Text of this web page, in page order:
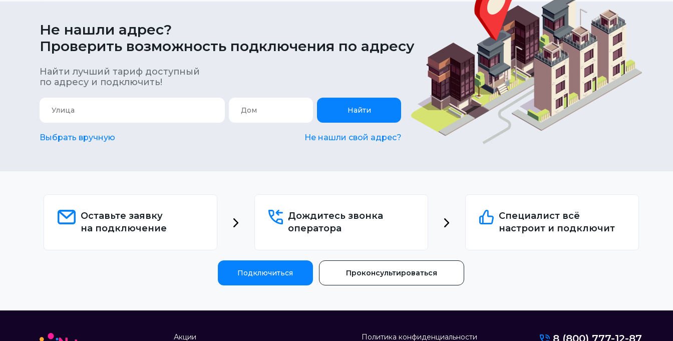
Не нашли адрес?
Проверить возможность подключения по адресу
Найти лучший тариф доступный
по адресу и подключить!
Найти
Выбрать вручную Не нашли свой адрес?
Оставьте заявку
на подключение
Дождитесь звонка
оператора
Специалист всё
настроит и подключит
Подключиться Проконсультироваться
Акции Политика конфиденциальности